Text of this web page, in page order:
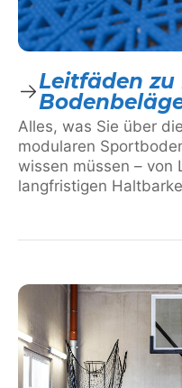
Leitfäden
Alles, was Sie über
modularen
wissen müssen – von
langfristigen